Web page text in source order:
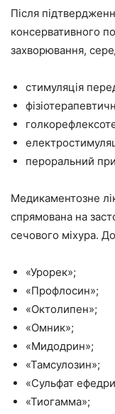
Після
консервативного
захворювання,
стимуляція
пероральний
Медикаментозне
спрямована на
сечового міхура.
«Урорек»;
«Профлосин»;
«Октолипен»;
«Омник»;
«Мидодрин»;
«Тамсулозин»;
«Сульфат
«Тиогамма»;